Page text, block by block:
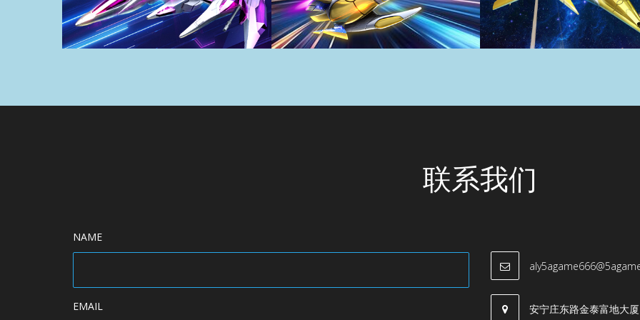
联系我们
NAME
EMAIL 安宁庄东路金泰富地大厦